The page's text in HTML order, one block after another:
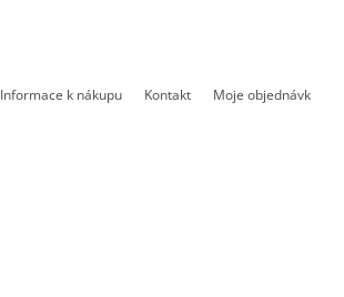
Informace k nákupu Kontakt Moje objednávka